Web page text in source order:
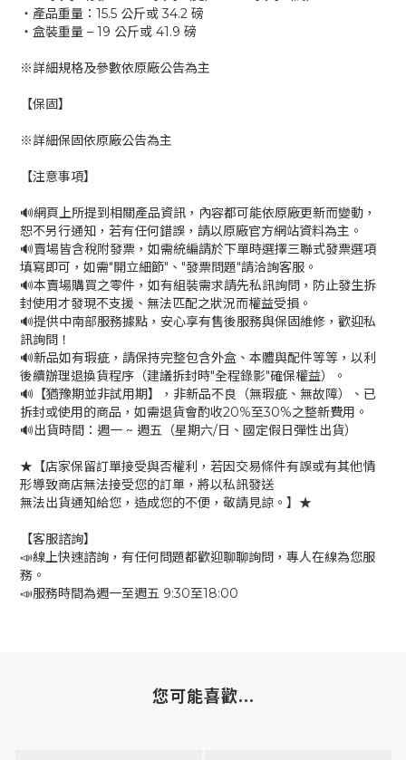
‧產品重量：15.5 公斤或 34.2 磅
‧盒裝重量 – 19 公斤或 41.9 磅
※詳細規格及參數依原廠公告為主
【保固】
※詳細保固依原廠公告為主
【注意事項】
🔊網頁上所提到相關產品資訊，內容都可能依原廠更新而變動，
恕不另行通知，若有任何錯誤，請以原廠官方網站資料為主。
🔊賣場皆含稅附發票，如需統編請於下單時選擇三聯式發票選項
填寫即可，如需"開立細節"、"發票問題"請洽詢客服。
🔊本賣場購買之零件，如有組裝需求請先私訊詢問，防止發生拆
封使用才發現不支援、無法匹配之狀況而權益受損。
🔊提供中南部服務據點，安心享有售後服務與保固維修，歡迎私
訊詢問！
🔊新品如有瑕疵，請保持完整包含外盒、本體與配件等等，以利
後續辦理退換貨程序（建議拆封時"全程錄影"確保權益）。
🔊【猶豫期並非試用期】，非新品不良（無瑕疵、無故障）、已
拆封或使用的商品，如需退貨會酌收20%至30%之整新費用。
🔊出貨時間：週一 ~ 週五（星期六/日、國定假日彈性出貨）
★【店家保留訂單接受與否權利，若因交易條件有誤或有其他情
形導致商店無法接受您的訂單，將以私訊發送
無法出貨通知給您，造成您的不便，敬請見諒。】★
【客服諮詢】
📣線上快速諮詢，有任何問題都歡迎聊聊詢問，專人在線為您服
務。
📣服務時間為週一至週五 9:30至18:00
您可能喜歡...